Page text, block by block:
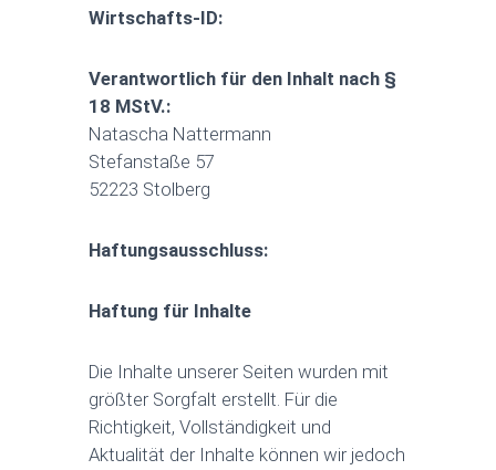
Wirtschafts-ID:
Verantwortlich für den Inhalt nach §
18 MStV.:
Natascha Nattermann
Stefanstaße 57
52223 Stolberg
Haftungsausschluss:
Haftung für Inhalte
Die Inhalte unserer Seiten wurden mit
größter Sorgfalt erstellt. Für die
Richtigkeit, Vollständigkeit und
Aktualität der Inhalte können wir jedoch